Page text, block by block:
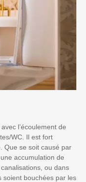
l’écoulement de
WC. Il est fort
Que se soit causé par
accumulation de
ou dans
soient bouchées par les